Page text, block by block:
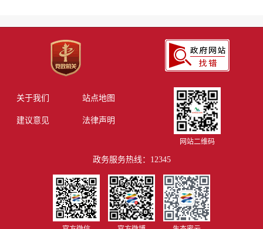
关于我们 站点地图
建议意见 法律声明
网站二维码
政务服务热线：12345